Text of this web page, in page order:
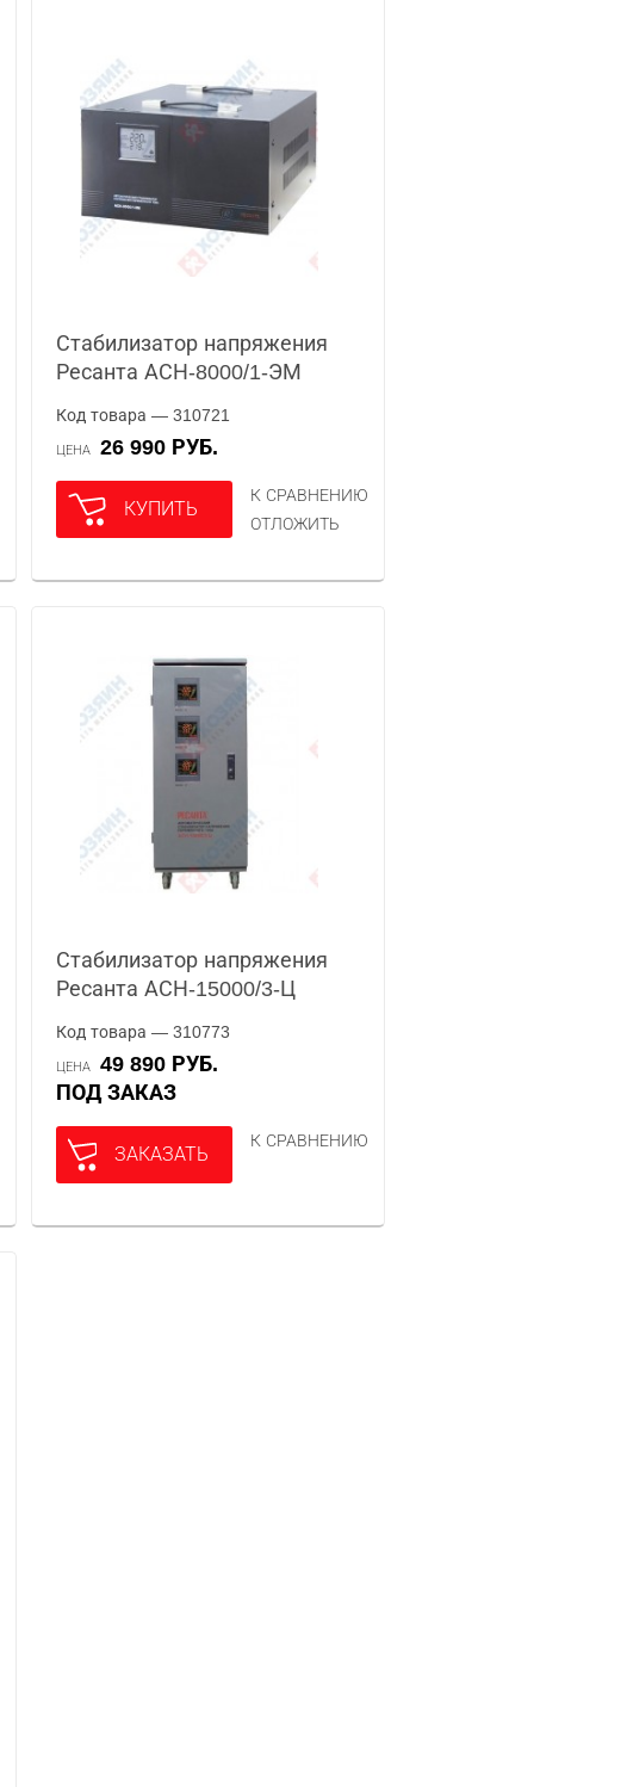
Стабилизатор напряжения
Ресанта АСН-8000/1-ЭМ
Код товара — 310721
ЦЕНА 26 990 РУБ.
КУПИТЬ
К СРАВНЕНИЮ
ОТЛОЖИТЬ
Стабилизатор напряжения
Ресанта АСН-15000/3-Ц
Код товара — 310773
ЦЕНА
49 890 РУБ.
ПОД ЗАКАЗ
ЗАКАЗАТЬ
К СРАВНЕНИЮ